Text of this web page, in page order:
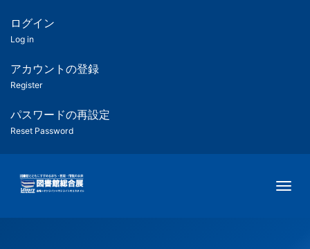
ツ
匿
名
ユ
ー
ー
用
メ
ログイン
Log in
アカウントの登録
Register
パスワードの再設定
Reset Password